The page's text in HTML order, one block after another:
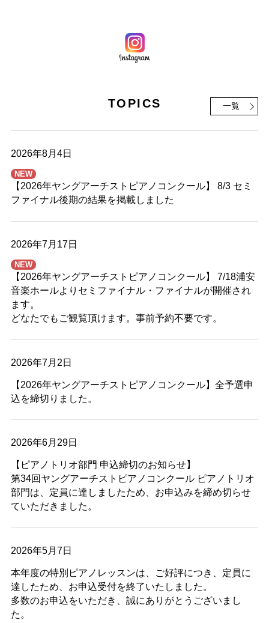
TOPICS 一覧
2026年8月4日
NEW
【2026年ヤングアーチストピアノコンクール】 8/3 セミ
ファイナル後期の結果を掲載しました
2026年7月17日
NEW
【2026年ヤングアーチストピアノコンクール】 7/18浦安
音楽ホールよりセミファイナル・ファイナルが開催され
ます。
どなたでもご観覧頂けます。事前予約不要です。
2026年7月2日
【2026年ヤングアーチストピアノコンクール】全予選申
込を締切りました。
2026年6月29日
【ピアノトリオ部門 申込締切のお知らせ】
第34回ヤングアーチストピアノコンクール ピアノトリオ
部門は、定員に達しましたため、お申込みを締め切らせ
ていただきました。
2026年5月7日
本年度の特別ピアノレッスンは、ご好評につき、定員に
達したため、お申込受付を終了いたしました。
多数のお申込をいただき、誠にありがとうございまし
た。